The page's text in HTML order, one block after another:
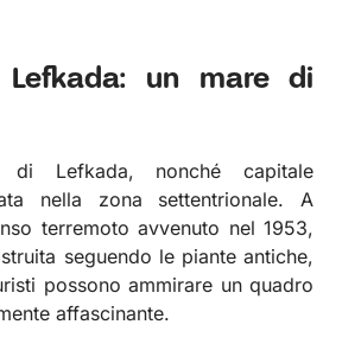
un mare di
di Lefkada, nonché capitale
nella zona settentrionale. A
terremoto avvenuto nel 1953,
seguendo le piante antiche,
possono ammirare un quadro
affascinante.